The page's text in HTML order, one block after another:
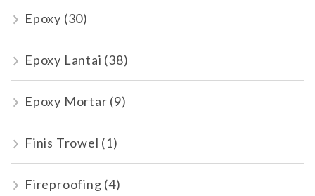
Epoxy (30)
Epoxy Lantai (38)
Epoxy Mortar (9)
Finis Trowel (1)
Fireproofing (4)